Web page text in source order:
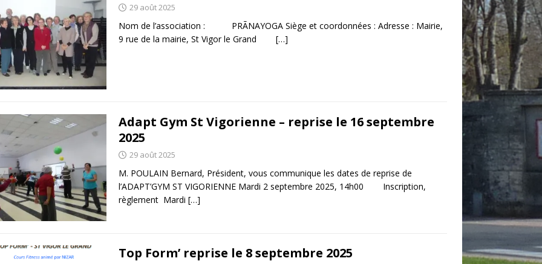
29 août 2025
Nom de l’association : PRÃNAYOGA Siège et coordonnées : Adresse : Mairie,
9 rue de la mairie, St Vigor le Grand […]
Adapt Gym St Vigorienne – reprise le 16 septembre
2025
29 août 2025
M. POULAIN Bernard, Président, vous communique les dates de reprise de
l’ADAPT’GYM ST VIGORIENNE Mardi 2 septembre 2025, 14h00 Inscription,
règlement Mardi […]
Top Form’ reprise le 8 septembre 2025